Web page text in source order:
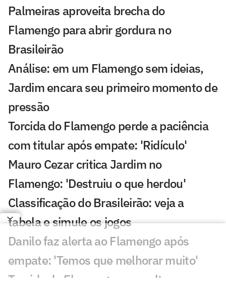
Palmeiras aproveita brecha do
Flamengo para abrir gordura no
Brasileirão
Análise: em um Flamengo sem ideias,
Jardim encara seu primeiro momento de
pressão
Torcida do Flamengo perde a paciência
com titular após empate: 'Ridículo'
Mauro Cezar critica Jardim no
Flamengo: 'Destruiu o que herdou'
Classificação do Brasileirão: veja a
tabela e simule os jogos
Danilo faz alerta ao Flamengo após
empate: 'Temos que melhorar muito'
Torcida do Flamengo se revolta com